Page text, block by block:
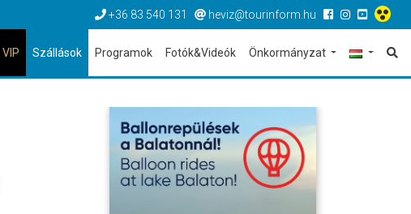
+36 83 540 131 heviz@tourinform.hu
VIP Szállások Programok Fotók&Videók Önkormányzat